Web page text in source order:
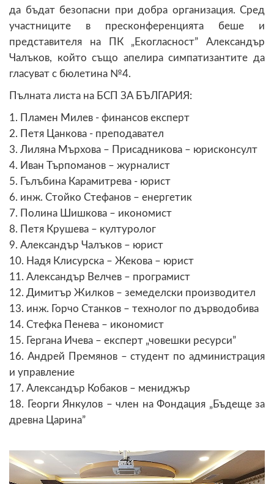
да бъдат безопасни при добра организация. Сред
участниците в пресконференцията беше и
представителя на ПК „Екогласност” Александър
Чалъков, който също апелира симпатизантите да
гласуват с бюлетина №4.
Пълната листа на БСП ЗА БЪЛГАРИЯ:
1. Пламен Милев - финансов експерт
2. Петя Цанкова - преподавател
3. Лиляна Мърхова – Присадникова – юрисконсулт
4. Иван Търпоманов – журналист
5. Гълъбина Карамитрева - юрист
6. инж. Стойко Стефанов – енергетик
7. Полина Шишкова – икономист
8. Петя Крушева – културолог
9. Александър Чалъков – юрист
10. Надя Клисурска – Жекова – юрист
11. Александър Велчев – програмист
12. Димитър Жилков – земеделски производител
13. инж. Горчо Станков – технолог по дърводобива
14. Стефка Пенева – икономист
15. Гергана Ичева – експерт „човешки ресурси”
16. Андрей Премянов – студент по администрация
и управление
17. Александър Кобаков – мениджър
18. Георги Янкулов – член на Фондация „Бъдеще за
древна Царина”